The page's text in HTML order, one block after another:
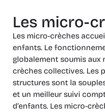
Les micro-
Les micro-crèches
enfants. Le
globalement soumis aux
crèches collectives. Les
structures sont la
et un meilleur suivi
d’enfants. Les micro-